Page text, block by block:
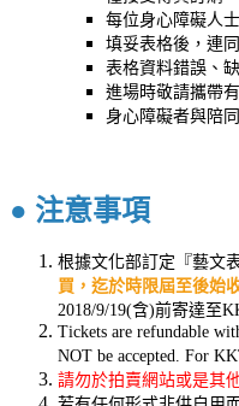
每位身心障礙人
填妥表格後，連
表格資料錯誤、
進場時敬請攜帶
身心障礙者與陪
● 注意事項
根據文化部訂定『藝文
買，迄於時限屆至後始
2018/9/19(含)前寄達至
Tickets are refundable
NOT be accepted. For
請勿於拍賣網站或是其